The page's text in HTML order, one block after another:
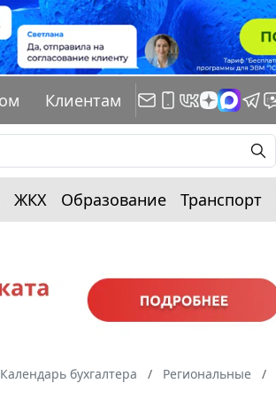
Клиентам
ЖКХ Образование Транспорт
Календарь бухгалтера Региональные